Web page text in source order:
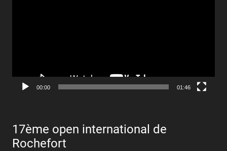
00:00 01:46
17ème open international de
Rochefort